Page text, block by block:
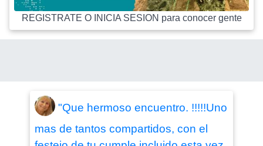
REGISTRATE O INICIA SESION para conocer gente
"Que hermoso encuentro. !!!!!Uno
mas de tantos compartidos, con el